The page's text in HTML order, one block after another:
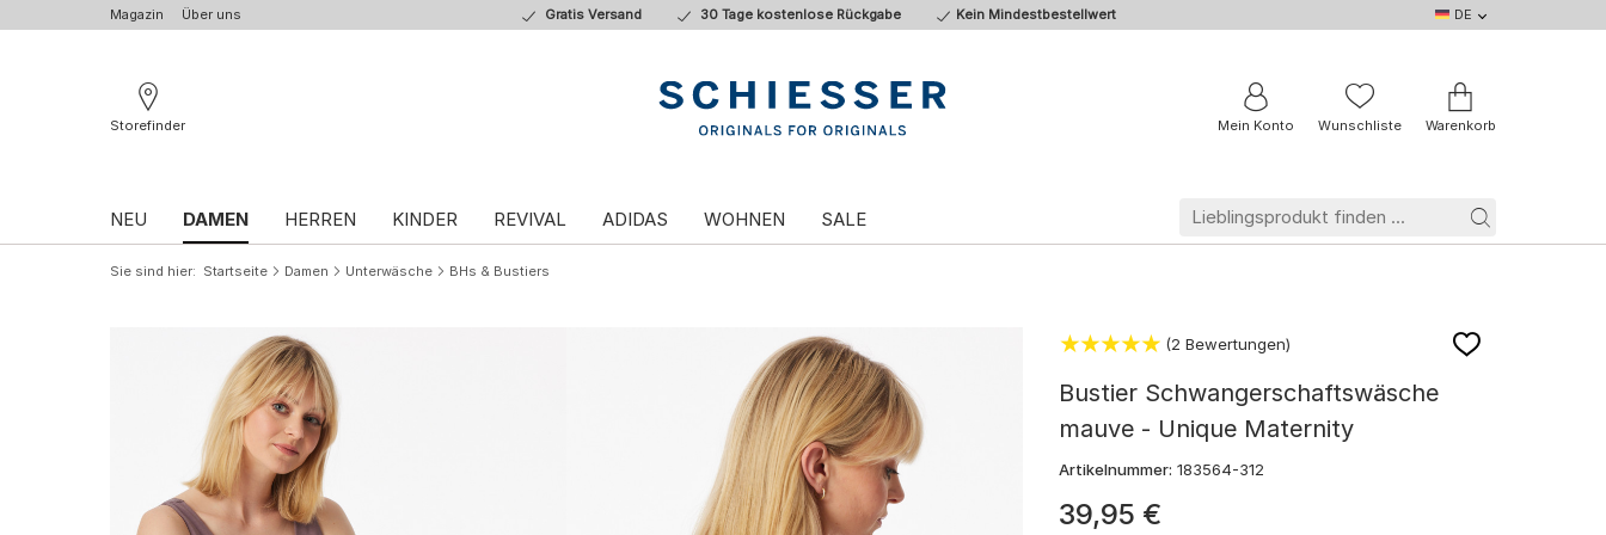
Magazin Über uns Gratis Versand 30 Tage kostenlose Rückgabe Kein Mindestbestellwert DE
DE
EN
BE
FR
Storefinder
Mein Konto Wunschliste Warenkorb
NEU DAMEN HERREN KINDER REVIVAL ADIDAS WOHNEN SALE
Sie sind hier Startseite Damen Unterwäsche BHs & Bustiers
(2 Bewertungen)
Bustier Schwangerschaftswäsche
mauve - Unique Maternity
Artikelnummer: 183564-312
39,95 €